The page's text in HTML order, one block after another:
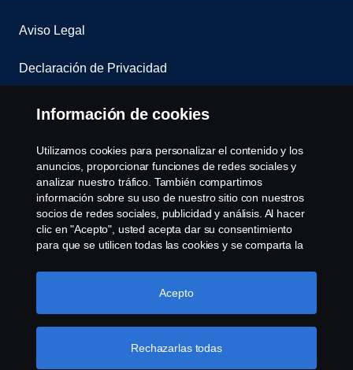
Aviso Legal
Declaración de Privacidad
Contacta con nosotros
Whistleblowing
Política de cookies
Cookie settings
© Copyright Scania 2022 All rights reserved. Scania
Información de cookies
Utilizamos cookies para personalizar el contenido y los
anuncios, proporcionar funciones de redes sociales y
analizar nuestro tráfico. También compartimos
información sobre su uso de nuestro sitio con nuestros
socios de redes sociales, publicidad y análisis. Al hacer
clic en "Acepto", usted acepta dar su consentimiento
para que se utilicen todas las cookies y se comparta la
haciendo clic en "Configuración de cookies" y
seleccionando las categorías que desea aceptar. Para
Más información sobre su privacidad
Rechazarlas todas
Acepto